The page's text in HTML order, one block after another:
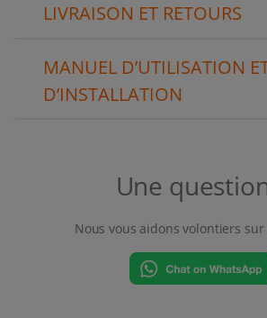
LIVRAISON ET RETOURS
MANUEL D’UTILISATION
D’INSTALLATION
Une
Nous vous aidons volontiers sur